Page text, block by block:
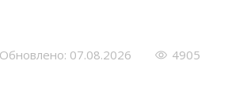
Обновлено: 07.08.2026
4905